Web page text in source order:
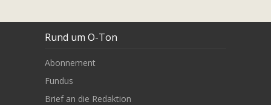
Rund um O-Ton
Abonnement
Fundus
Brief an die Redaktion